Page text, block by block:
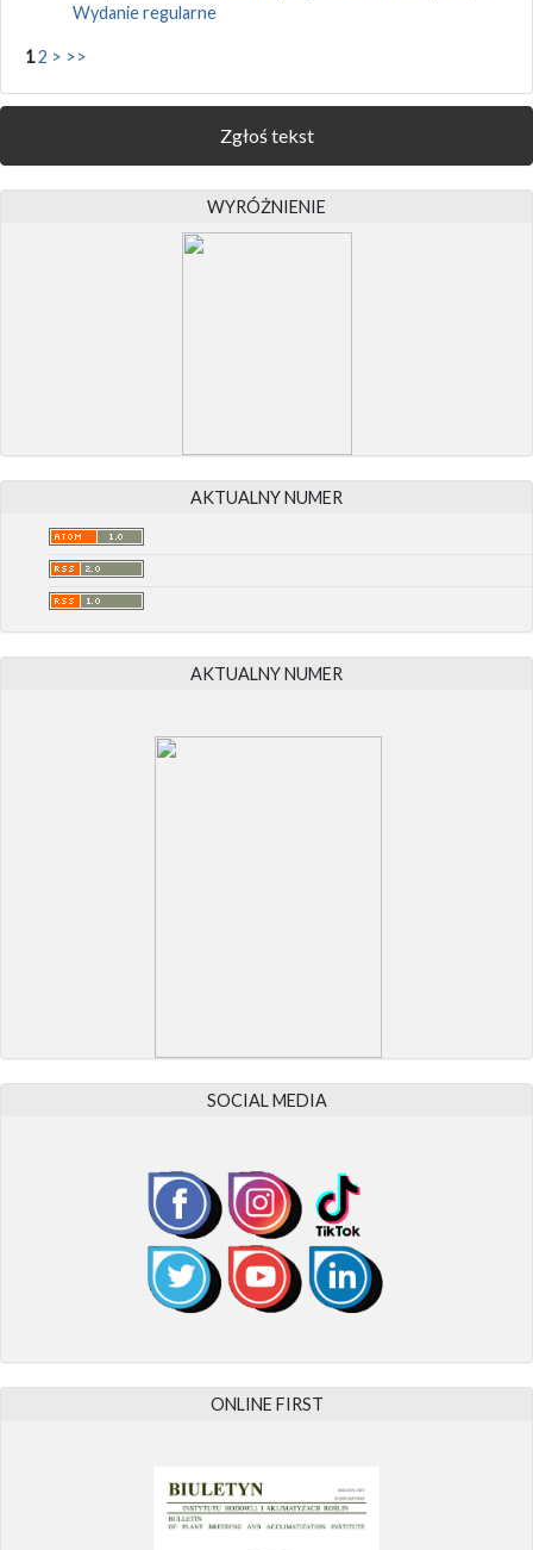
Wydanie regularne
12 > >>
Zgłoś tekst
WYRÓŻNIENIE
AKTUALNY NUMER
AKTUALNY NUMER
SOCIAL MEDIA
ONLINE FIRST